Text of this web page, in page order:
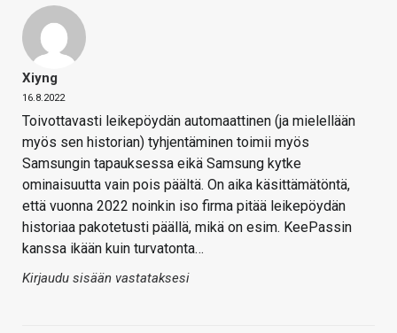
Xiyng
16.8.2022
Toivottavasti leikepöydän automaattinen (ja mielellään
myös sen historian) tyhjentäminen toimii myös
Samsungin tapauksessa eikä Samsung kytke
ominaisuutta vain pois päältä. On aika käsittämätöntä,
että vuonna 2022 noinkin iso firma pitää leikepöydän
historiaa pakotetusti päällä, mikä on esim. KeePassin
kanssa ikään kuin turvatonta…
Kirjaudu sisään vastataksesi